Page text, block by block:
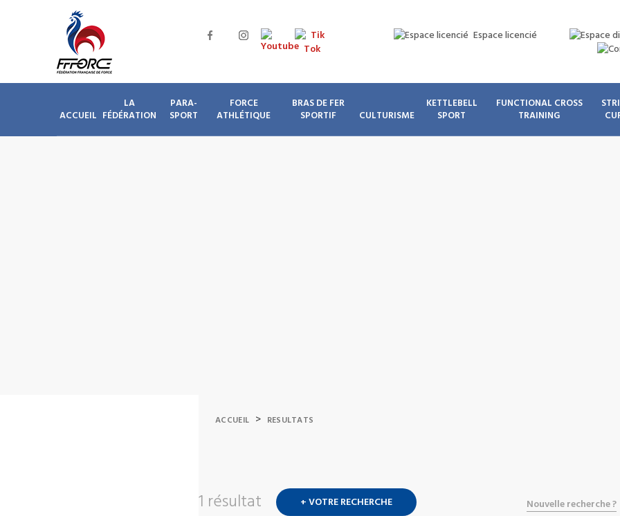
Espace licencié
ACCUEIL
LA
FÉDÉRATION
PARA-
SPORT
FORCE
ATHLÉTIQUE
BRAS DE FER
SPORTIF
CULTURISME
KETTLEBELL
SPORT
FUNCTIONAL CROSS
TRAINING
ACCUEIL > RESULTATS
1 résultat + VOTRE RECHERCHE Nouvelle recherche ?